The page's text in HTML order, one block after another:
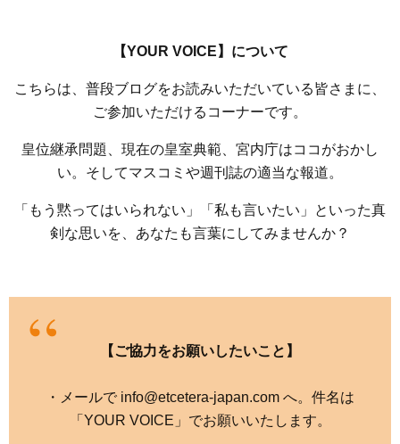
【YOUR VOICE】について
こちらは、普段ブログをお読みいただいている皆さまに、
ご参加いただけるコーナーです。
皇位継承問題、現在の皇室典範、宮内庁はココがおかし
い。そしてマスコミや週刊誌の適当な報道。
「もう黙ってはいられない」「私も言いたい」といった真
剣な思いを、あなたも言葉にしてみませんか？
【ご協力をお願いしたいこと】
・メールで info@etcetera-japan.com へ。件名は
「YOUR VOICE」でお願いいたします。